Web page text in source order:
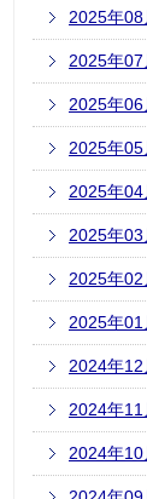
2025年08
2025年07
2025年06
2025年05
2025年04
2025年03
2025年02
2025年01
2024年12
2024年11
2024年10